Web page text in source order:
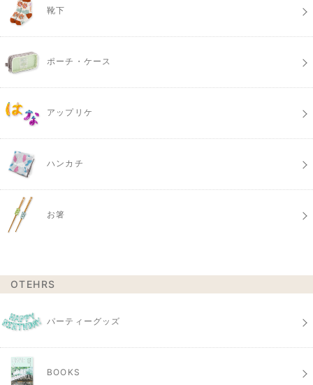
靴下
ポーチ・ケース
アップリケ
ハンカチ
お箸
OTEHRS
パーティーグッズ
BOOKS